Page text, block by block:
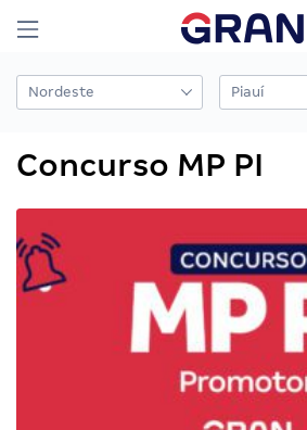
Concurso MP PI